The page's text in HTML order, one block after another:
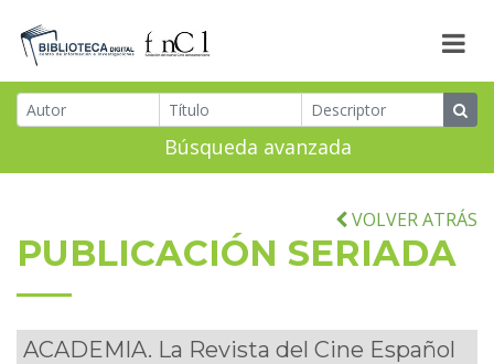
Búsqueda avanzada
VOLVER ATRÁS
PUBLICACIÓN SERIADA
ACADEMIA. La Revista del Cine Español